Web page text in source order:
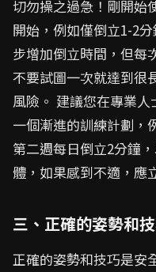
切勿操之過急！剛開始
開始，例如僅倒立1-2
步增加倒立時間，但每
不要試圖一次就達到很
風險。 建議您在專業
一個漸進的訓練計劃，
第二週每日倒立2分鐘
體，如果感到不適，應
三、正確的姿勢和
正確的姿勢和技巧是安